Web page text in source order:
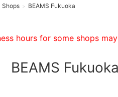
Shops > BEAMS Fukuoka
hours for some shops
BEAMS Fukuoka